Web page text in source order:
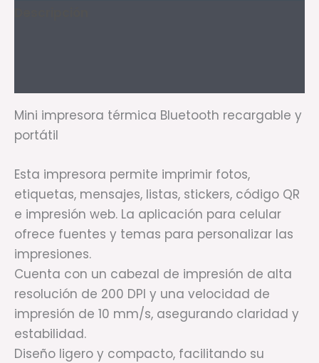
Mini impresora térmica Bluetooth recargable y
portátil
Esta impresora permite imprimir fotos,
etiquetas, mensajes, listas, stickers, código QR
e impresión web. La aplicación para celular
ofrece fuentes y temas para personalizar las
impresiones.
Cuenta con un cabezal de impresión de alta
resolución de 200 DPI y una velocidad de
impresión de 10 mm/s, asegurando claridad y
estabilidad.
Diseño ligero y compacto, facilitando su